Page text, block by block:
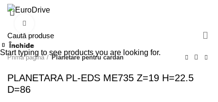
Prima pagină Planetare pentru cardan
PLANETARA PL-EDS ME735 Z=19 H=22.5
D=86
Închide
Închide
Închide
Închide
Închide
Închide
Închide
Închide
Start typing to see products you are looking for.